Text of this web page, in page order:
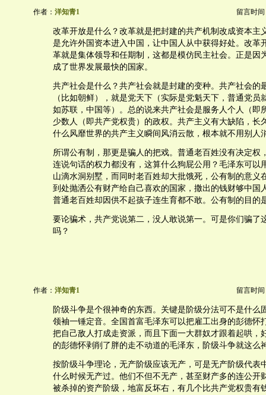
作者： 洋知青1 留言时间
改革开放是什么？改革就是把封建的共产机制改成资本主
是允许外国资本进入中国，让中国人从中获得好处。改革
革就是集体领导和任期制，这都是模仿民主社会。正是因
成了世界发展最快的国家。
共产社会是什么？共产社会就是封建的变种。共产社会的
（比如朝鲜），就是党天下（实际是党魁天下，普通党员
如苏联，中国等）。总的说来共产社会是服务人个人（即
少数人（即共产党权贵）的政权。共产主义有大缺陷，长
什么风靡世界的共产主义瞬间风消云散，根本就不用别人
所谓公有制，那更是骗人的把戏。普通老百姓没有决定权
连说句话的权力都没有，这算什么狗屁公用？毛泽东可以
山滴水洞别墅，而同时老百姓却大批饿死，公有制的意义
到处抛洒公有财产给自己喜欢的国家，撒出的钱财够中国
普通老百姓却因供不起孩子连生育都不敢。公有制的目的
要论骗术，共产党说第二，没人敢说第一。可是你们骗了
吗？
作者： 洋知青1 留言时间
阶级斗争是个很神奇的东西。关键是阶级分法可不是什么
领袖一锤定音。全国首富毛泽东可以把雇工出身的彭德怀
把自己敌人打成走资派，而且下面一大群奴才跟着起哄，
的彭德怀剥削了胖的走不动道的毛泽东，阶级斗争就这么
按阶级斗争理论，无产阶级应该无产，可是无产阶级代表
什么时候无产过。他们不但不无产，甚至财产多的连公开
被杀掉的资产阶级，地富反坏右，有几个比共产党权贵有